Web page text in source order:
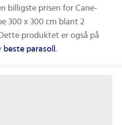
billigste prisen for Cane-
300 x 300 cm blant 2
produktet er også på
beste parasoll .